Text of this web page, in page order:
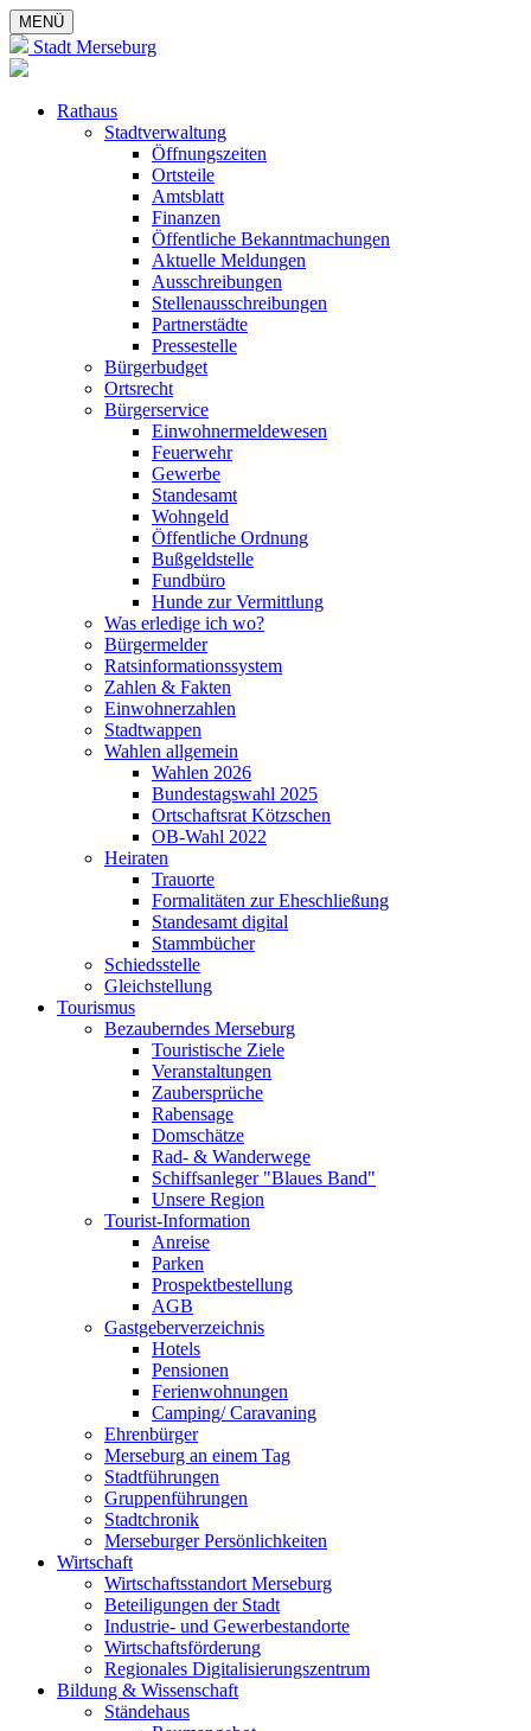
MENÜ
Stadt Merseburg
Rathaus
Stadtverwaltung
Öffnungszeiten
Ortsteile
Amtsblatt
Finanzen
Öffentliche Bekanntmachungen
Aktuelle Meldungen
Ausschreibungen
Stellenausschreibungen
Partnerstädte
Pressestelle
Bürgerbudget
Ortsrecht
Bürgerservice
Einwohnermeldewesen
Feuerwehr
Gewerbe
Standesamt
Wohngeld
Öffentliche Ordnung
Bußgeldstelle
Fundbüro
Hunde zur Vermittlung
Was erledige ich wo?
Bürgermelder
Ratsinformationssystem
Zahlen & Fakten
Einwohnerzahlen
Stadtwappen
Wahlen allgemein
Wahlen 2026
Bundestagswahl 2025
Ortschaftsrat Kötzschen
OB-Wahl 2022
Heiraten
Trauorte
Formalitäten zur Eheschließung
Standesamt digital
Stammbücher
Schiedsstelle
Gleichstellung
Tourismus
Bezauberndes Merseburg
Touristische Ziele
Veranstaltungen
Zaubersprüche
Rabensage
Domschätze
Rad- & Wanderwege
Schiffsanleger "Blaues Band"
Unsere Region
Tourist-Information
Anreise
Parken
Prospektbestellung
AGB
Gastgeberverzeichnis
Hotels
Pensionen
Ferienwohnungen
Camping/ Caravaning
Ehrenbürger
Merseburg an einem Tag
Stadtführungen
Gruppenführungen
Stadtchronik
Merseburger Persönlichkeiten
Wirtschaft
Wirtschaftsstandort Merseburg
Beteiligungen der Stadt
Industrie- und Gewerbestandorte
Wirtschaftsförderung
Regionales Digitalisierungszentrum
Bildung & Wissenschaft
Ständehaus